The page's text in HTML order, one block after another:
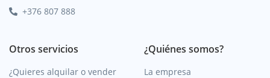
+376 807 888
Otros servicios
¿Quieres alquilar o vender
¿Quiénes somos?
La empresa